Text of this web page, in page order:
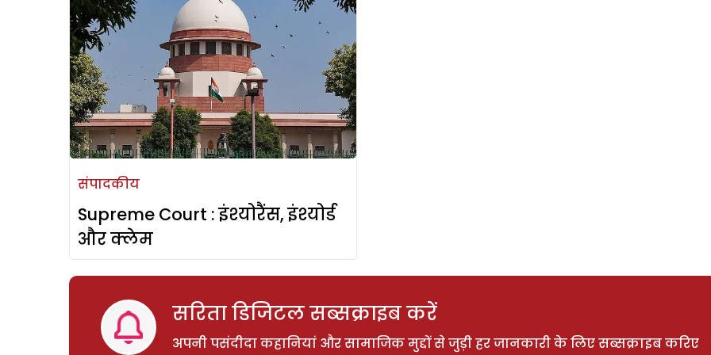
संपादकीय
Supreme Court : इंश्योरैंस, इंश्योर्ड
और क्लेम
सरिता डिजिटल सब्सक्राइब करें
अपनी पसंदीदा कहानियां और सामाजिक मुद्दों से जुड़ी हर जानकारी के लिए सब्सक्राइब करिए